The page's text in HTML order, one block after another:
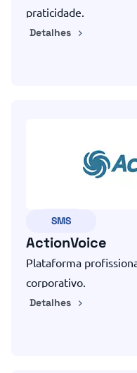
praticidade.
Detalhes
SMS
ActionVoice
Plataforma
corporativo.
Detalhes